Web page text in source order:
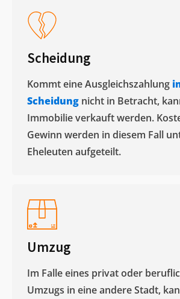
Scheidung
Kommt eine Ausgleichszahlung
Scheidung nicht in Betracht,
Immobilie verkauft werden.
Gewinn werden in diesem Fall
Eheleuten aufgeteilt.​
Umzug
Im Falle eines privat oder
Umzugs in eine andere Stadt,